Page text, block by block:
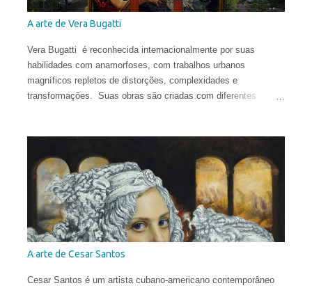
A arte de Vera Bugatti
Vera Bugatti é reconhecida internacionalmente por suas
habilidades com anamorfoses, com trabalhos urbanos
magníficos repletos de distorções, complexidades e
transformações. Suas obras são criadas com diferentes
pesquisa em Mântua com uma tese dedicada aos tratados
heterodoxos do século XVI. Publicou ensaios sobre pesquisa
histórica e iconológica e colaborou com redações.
A arte de Cesar Santos
Cesar Santos é um artista cubano-americano contemporâneo